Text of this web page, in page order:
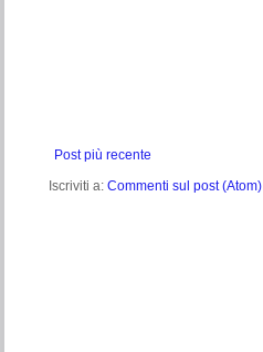
Post più recente
Iscriviti a: Commenti sul post (Atom)